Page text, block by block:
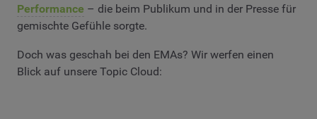
Performance – die beim Publikum und in der Presse für
gemischte Gefühle sorgte.
Doch was geschah bei den EMAs? Wir werfen einen
Blick auf unsere Topic Cloud: